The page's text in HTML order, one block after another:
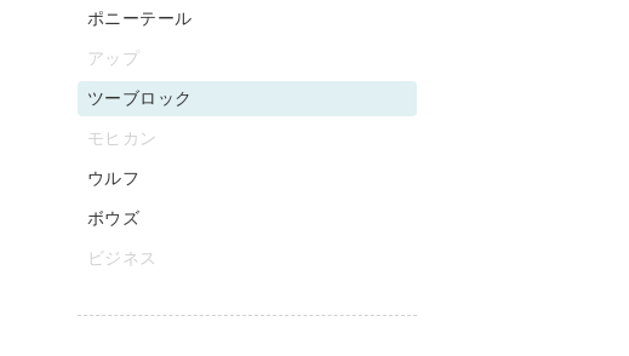
ポニーテール
アップ
ツーブロック
モヒカン
ウルフ
ボウズ
ビジネス